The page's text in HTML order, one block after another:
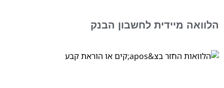
הלוואה מיידית לחשבון הבנק